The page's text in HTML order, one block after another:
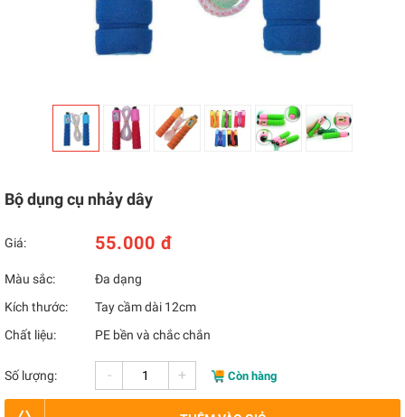
Bộ dụng cụ nhảy dây
Giá: 55.000 đ
Màu sắc:
Đa dạng
Kích thước:
Tay cầm dài 12cm
Chất liệu:
PE bền và chắc chắn
Số lượng: - + Còn hàng